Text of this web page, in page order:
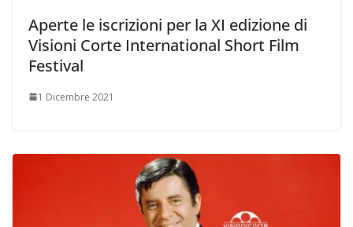
Aperte le iscrizioni per la XI edizione di
Visioni Corte International Short Film
Festival
1 Dicembre 2021